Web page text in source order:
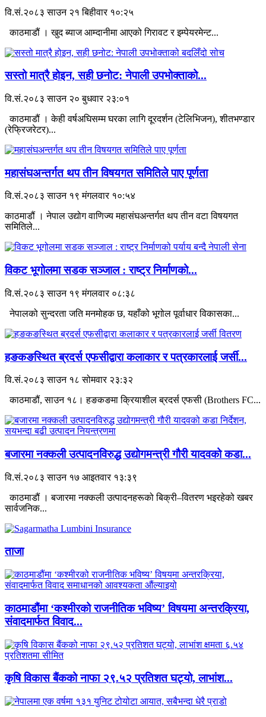
वि.सं.२०८३ साउन २१ बिहीवार १०:२५
काठमाडौं । खुद ब्याज आम्दानीमा आएको गिरावट र इम्पेयरमेन्ट...
सस्तो मात्रै होइन, सही छनोट: नेपाली उपभोक्ताको...
वि.सं.२०८३ साउन २० बुधवार २३:०१
काठमाडौं । केही वर्षअघिसम्म घरका लागि दूरदर्शन (टेलिभिजन), शीतभण्डार
(रेफ्रिजरेटर)...
महासंघअन्तर्गत थप तीन विषयगत समितिले पाए पूर्णता
वि.सं.२०८३ साउन १९ मंगलवार १०:५४
काठमाडौं । नेपाल उद्योग वाणिज्य महासंघअन्तर्गत थप तीन वटा विषयगत
समितिले...
विकट भूगोलमा सडक सञ्जाल : राष्ट्र निर्माणको...
वि.सं.२०८३ साउन १९ मंगलवार ०८:३८
नेपालको सुन्दरता जति मनमोहक छ, यहाँको भूगोल पूर्वाधार विकासका...
हङकङस्थित ब्रदर्स एफसीद्वारा कलाकार र पत्रकारलाई जर्सी...
वि.सं.२०८३ साउन १८ सोमवार २३:३२
काठमाडौं, साउन १८। हङकङमा क्रियाशील ब्रदर्स एफसी (Brothers FC...
बजारमा नक्कली उत्पादनविरुद्ध उद्योगमन्त्री गौरी यादवको कडा...
वि.सं.२०८३ साउन १७ आइतवार १३:३९
काठमाडौं । बजारमा नक्कली उत्पादनहरूको बिक्री–वितरण भइरहेको खबर
सार्वजनिक...
ताजा
काठमाडौंमा ‘कश्मीरको राजनीतिक भविष्य’ विषयमा अन्तरक्रिया,
संवादमार्फत विवाद...
कृषि विकास बैंकको नाफा २९.५२ प्रतिशत घट्यो, लाभांश...